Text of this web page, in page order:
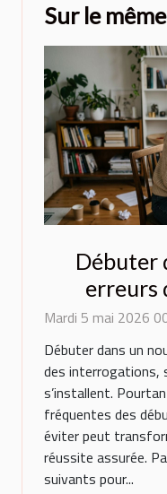
Sur le
Débuter
erreurs
Mardi 5 mai 2026
Débuter dans un
des interrogations,
s’installent.
fréquentes des
éviter peut
réussite assurée.
suivants pour...